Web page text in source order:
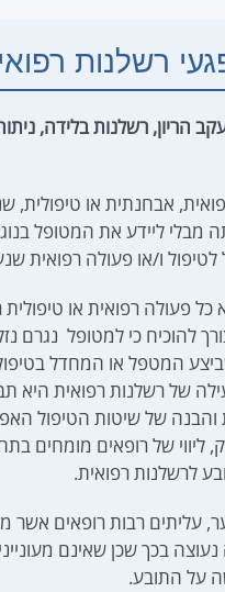
רשלנות
הריון, רשלנות בלידה,
אבחנתית או טיפולית,
מבלי ליידע את המטופל
ו/או פעולה רפואית
כל פעולה רפואית או
להוכיח כי למטופל נגרם
המטפל או המחדל
של רשלנות רפואית היא
והבנה של שיטות הטיפול
ליווי של רופאים מומחים
לרשלנות רפואית.
עליתים רבות רופאים אשר
בכך שכן שאינם
על התובע.